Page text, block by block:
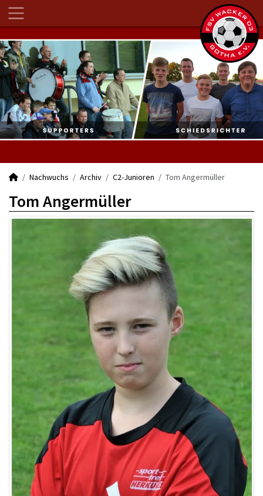
Nachwuchs Archiv C2-Junioren Tom Angermüller
Tom Angermüller